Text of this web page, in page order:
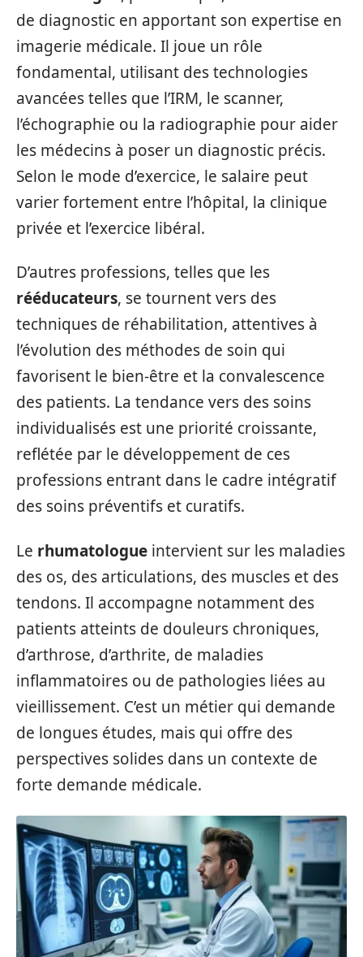
de diagnostic en apportant son expertise en
imagerie médicale. Il joue un rôle
fondamental, utilisant des technologies
avancées telles que l’IRM, le scanner,
l’échographie ou la radiographie pour aider
les médecins à poser un diagnostic précis.
Selon le mode d’exercice, le salaire peut
varier fortement entre l’hôpital, la clinique
privée et l’exercice libéral.
D’autres professions, telles que les
rééducateurs, se tournent vers des
techniques de réhabilitation, attentives à
l’évolution des méthodes de soin qui
favorisent le bien-être et la convalescence
des patients. La tendance vers des soins
individualisés est une priorité croissante,
reflétée par le développement de ces
professions entrant dans le cadre intégratif
des soins préventifs et curatifs.
Le rhumatologue intervient sur les maladies
des os, des articulations, des muscles et des
tendons. Il accompagne notamment des
patients atteints de douleurs chroniques,
d’arthrose, d’arthrite, de maladies
inflammatoires ou de pathologies liées au
vieillissement. C’est un métier qui demande
de longues études, mais qui offre des
perspectives solides dans un contexte de
forte demande médicale.